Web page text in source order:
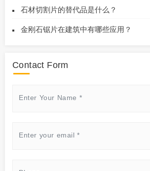
石材切割片的替代品是什么？
金刚石锯片在建筑中有哪些应用？
Contact Form